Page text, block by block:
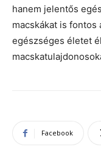
hanem jelentős
macskákat is
egészséges életet
Facebook